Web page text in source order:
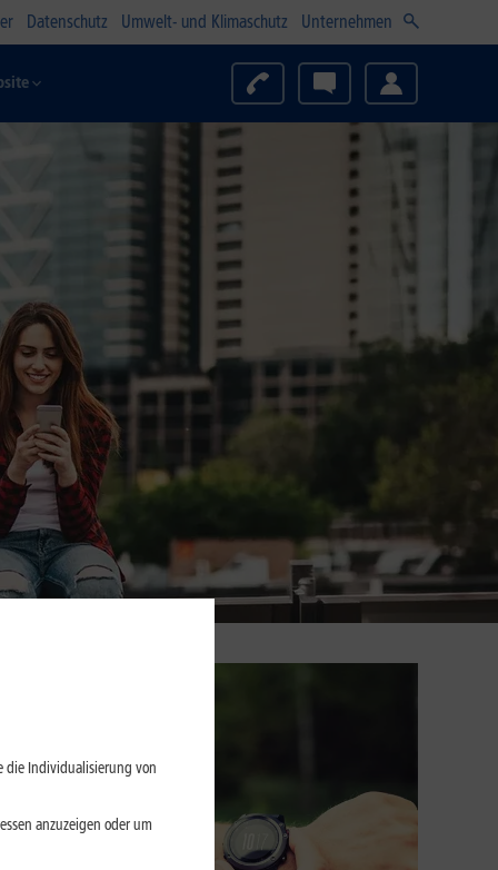
Datenschutz Umwelt- und Klimaschutz Unternehmen
die Individualisierung von
anzuzeigen oder um